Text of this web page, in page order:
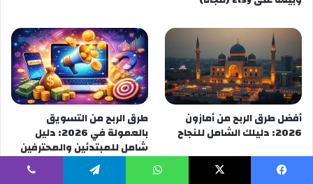
أفضل طرق الربح من أمازون
2026: دليلك الشامل للنجاح
طرق الربح من التسويق
بالعمولة في 2026: دليل
شامل للمبتدئين والمحترفين